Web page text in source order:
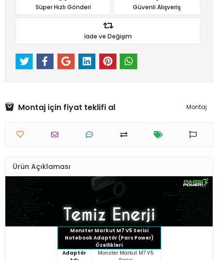
Süper Hızlı Gönderi Güvenli Alışveriş
İade ve Değişim
Montaj için fiyat teklifi al Montaj
Ürün Açıklaması
Monster Markut M7 V5 Serisi
Notebook Adaptör (Pars Power)
Özellikleri
Adaptör
Monster Markut M7 V5